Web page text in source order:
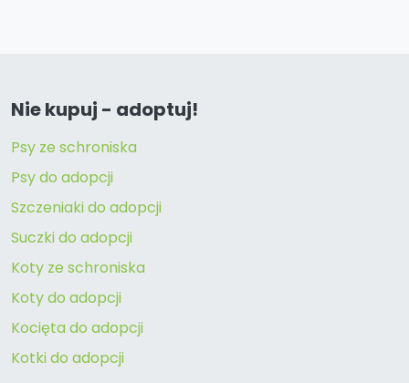
Nie kupuj - adoptuj!
Psy ze schroniska
Psy do adopcji
Szczeniaki do adopcji
Suczki do adopcji
Koty ze schroniska
Koty do adopcji
Kocięta do adopcji
Kotki do adopcji